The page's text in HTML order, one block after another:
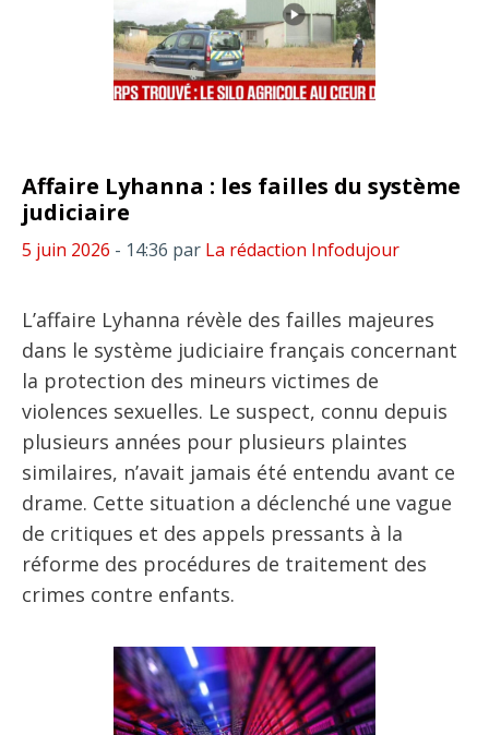
Affaire Lyhanna : les failles du système
judiciaire
5 juin 2026 - 14:36 par La rédaction Infodujour
L’affaire Lyhanna révèle des failles majeures
dans le système judiciaire français concernant
la protection des mineurs victimes de
violences sexuelles. Le suspect, connu depuis
plusieurs années pour plusieurs plaintes
similaires, n’avait jamais été entendu avant ce
drame. Cette situation a déclenché une vague
de critiques et des appels pressants à la
réforme des procédures de traitement des
crimes contre enfants.